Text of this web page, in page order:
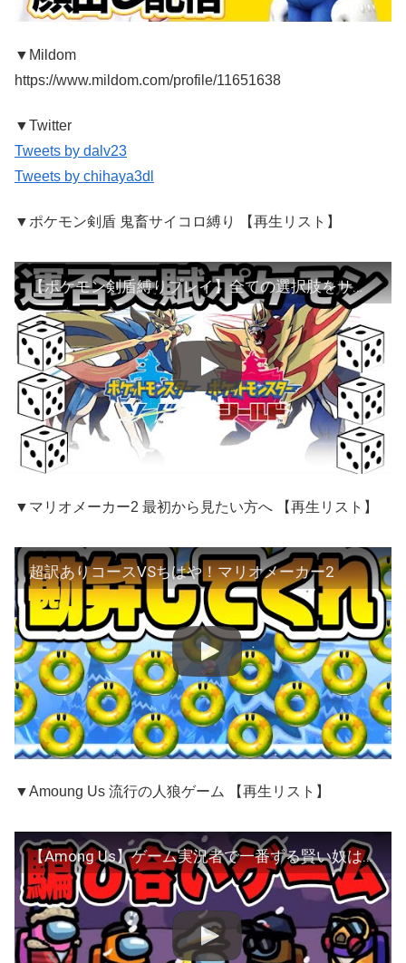
▼Mildom
https://www.mildom.com/profile/11651638
▼Twitter
Tweets by dalv23
Tweets by chihaya3dl
▼ポケモン剣盾 鬼畜サイコロ縛り 【再生リスト】
【ポケモン剣盾縛りプレイ】全ての選択肢をサイコロに任せたらクリアできるのか？ Part1
▼マリオメーカー2 最初から見たい方へ 【再生リスト】
超訳ありコースVSちはや！マリオメーカー2
▼Amoung Us 流行の人狼ゲーム 【再生リスト】
【Among Us】ゲーム実況者で一番ずる賢い奴は誰だ？【人狼】ちはや コラボ ふぇいと ボスナ 御曹司 たけ ちゃあ ぎぞく こーだ